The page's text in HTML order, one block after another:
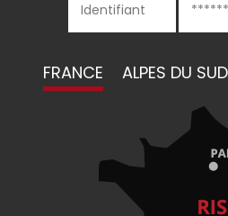
FRANCE ALPES DU SUD